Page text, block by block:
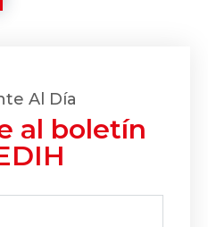
Al Día
al boletín